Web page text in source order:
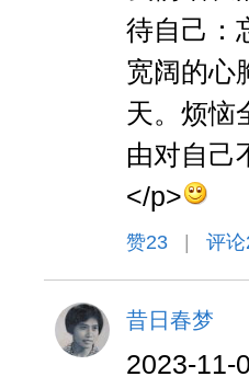
待自己：
宽阔的心
天。烦恼
由对自己
</p>
赞23 评
昔日春梦
2023-11-